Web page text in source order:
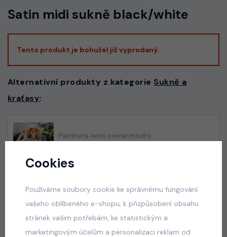
Satin midi sukně black/white
Tento produkt je bohužel již vyprodaný.
Alternativní produkty z kategorie Sukně a
kraťasy:
Panthera letní overal modrý
175 Kč
Squishy dumplings LIFE letní set
skladem
Cookies
Používáme soubory cookie ke správnému fungování
vašeho oblíbeného e-shopu, k přizpůsobení obsahu
stránek vašim potřebám, ke statistickým a
marketingovým účelům a personalizaci reklam od